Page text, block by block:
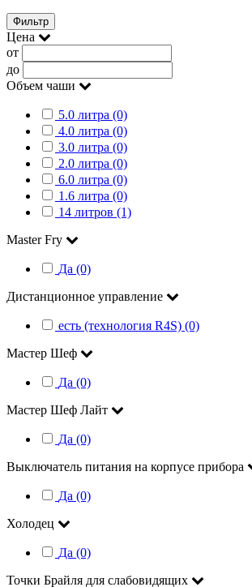
Фильтр
Цена
от
до
Объем чаши
5.0 литра (0)
4.0 литра (0)
3.0 литра (0)
2.0 литра (0)
6.0 литра (0)
1.6 литра (0)
14 литров (1)
Master Fry
Да (0)
Дистанционное управление
есть (технология R4S) (0)
Мастер Шеф
Да (0)
Мастер Шеф Лайт
Да (0)
Выключатель питания на корпусе прибора
Да (0)
Холодец
Да (0)
Точки Брайля для слабовидящих